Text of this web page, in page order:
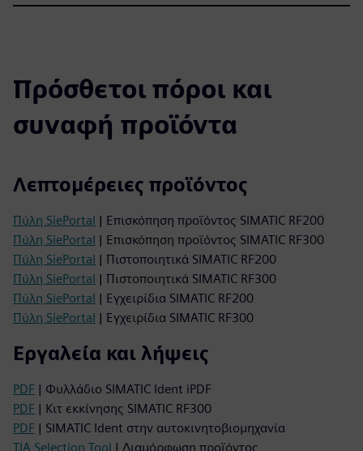
Πρόσθετοι πόροι και
συναφή προϊόντα
Λεπτομέρειες προϊόντος
Πύλη SiePortal | Επισκόπηση προϊόντος SIMATIC RF200
Πύλη SiePortal | Επισκόπηση προϊόντος SIMATIC RF300
Πύλη SiePortal | Πιστοποιητικά SIMATIC RF200
Πύλη SiePortal | Πιστοποιητικά SIMATIC RF300
Πύλη SiePortal | Εγχειρίδια SIMATIC RF200
Πύλη SiePortal | Εγχειρίδια SIMATIC RF300
Εργαλεία και λήψεις
PDF | Φυλλάδιο SIMATIC Ident iPDF
PDF | Κιτ εκκίνησης SIMATIC RF300
PDF | SIMATIC Ident στην αυτοκινητοβιομηχανία
TIA Selection Tool | Διαμόρφωση προϊόντος